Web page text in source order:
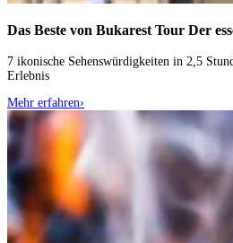
Das Beste von Bukarest Tour Der
7 ikonische Sehenswürdigkeiten in 2,5
Erlebnis
Mehr erfahren›